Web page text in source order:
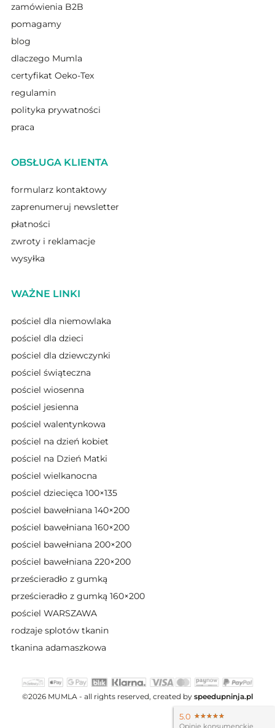
zamówienia B2B
pomagamy
blog
dlaczego Mumla
certyfikat Oeko-Tex
regulamin
polityka prywatności
praca
OBSŁUGA KLIENTA
formularz kontaktowy
zaprenumeruj newsletter
płatności
zwroty i reklamacje
wysyłka
WAŻNE LINKI
pościel dla niemowlaka
pościel dla dzieci
pościel dla dziewczynki
pościel świąteczna
pościel wiosenna
pościel jesienna
pościel walentynkowa
pościel na dzień kobiet
pościel na Dzień Matki
pościel wielkanocna
pościel dziecięca 100×135
pościel bawełniana 140×200
pościel bawełniana 160×200
pościel bawełniana 200×200
pościel bawełniana 220×200
prześcieradło z gumką
prześcieradło z gumką 160×200
pościel WARSZAWA
rodzaje splotów tkanin
tkanina adamaszkowa
©2026 MUMLA - all rights reserved, created by speedupninja.pl
5.0 ★★★★★
★★★★★
Opinie konsumenckie